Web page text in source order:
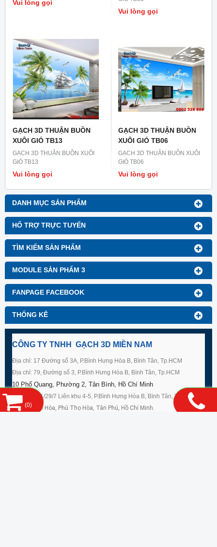
DANH MỤC SẢN PHẨM
HỔ TRỢ TRỰC TUYẾN
TÌM KIẾM SẢN PHẨM
MODULE SẢN PHẨM 3
FANPAGE FACEBOOK
THỐNG KÊ
Vui lòng gọi
Vui lòng gọi
GẠCH 3D THUẬN BUỒN
XUÔI GIÓ TB13
GẠCH 3D THUẬN BUỒN XUÔI
GIÓ TB13
Vui lòng gọi
GẠCH 3D THUẬN BUỒN
XUÔI GIÓ TB06
GẠCH 3D THUẬN BUỒN XUÔI
GIÓ TB06
Vui lòng gọi
CÔNG TY TNHH GẠCH 3D MIỀN NAM
Địa chỉ: 17 Đường số 3A, P.Bình Hưng Hòa B, Bình Tân, Tp.HCM
Địa chỉ: 79, Đường số 3, P.Bình Hưng Hòa B, Bình Tân, Tp.HCM
10 Phổ Quang, Phường 2, Tân Bình, Hồ Chí Minh
Địa chỉ: 151/29/7 Liên khu 4-5, P.Bình Hưng Hòa B, Bình Tân, Tp.HCM
79 Phú Thọ Hòa, Phú Thọ Hòa, Tân Phú, Hồ Chí Minh.
(0)